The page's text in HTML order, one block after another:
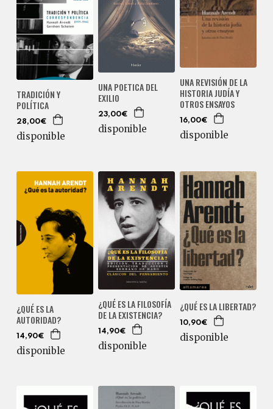
TRADICIÓN Y
POLÍTICA
28,00€
disponible
UNA POETICA DEL
EXILIO
23,00€
disponible
UNA REVISIÓN DE LA
HISTORIA JUDÍA Y
OTROS ENSAYOS
16,00€
disponible
¿QUÉ ES LA
AUTORIDAD?
14,90€
disponible
¿QUÉ ES LA FILOSOFÍA
DE LA EXISTENCIA?
14,90€
disponible
¿QUÉ ES LA LIBERTAD?
10,90€
disponible